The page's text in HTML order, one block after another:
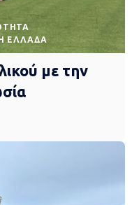
ΕΛΛΆΔΑ
με την